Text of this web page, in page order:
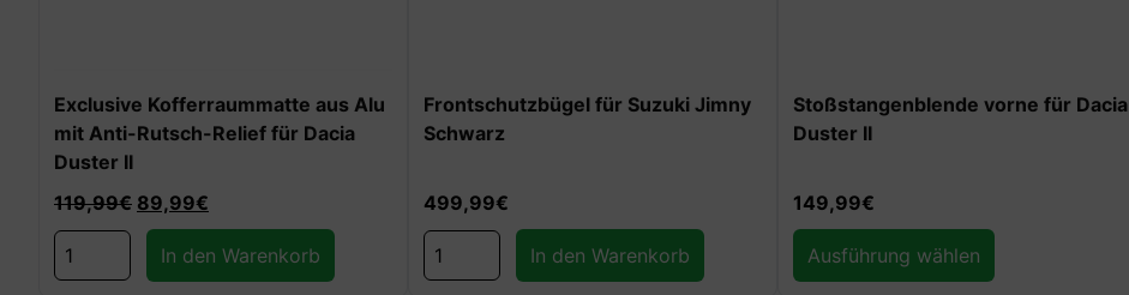
Exclusive Kofferraummatte aus Alu
mit Anti-Rutsch-Relief für Dacia
Duster II
119,99€ 89,99€
In den Warenkorb
Frontschutzbügel für Suzuki Jimny
Schwarz
499,99€
In den Warenkorb
Stoßstangenblende vorne für Dacia
Duster II
149,99€
Ausführung wählen